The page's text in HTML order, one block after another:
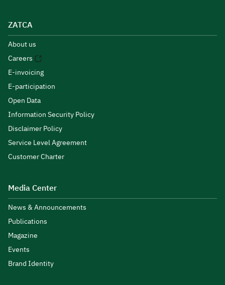
ZATCA
About us
Careers
E-invoicing
E-participation
Open Data
Information Security Policy
Disclaimer Policy
Service Level Agreement
Customer Charter
Media Center
News & Announcements
Publications
Magazine
Events
Brand Identity